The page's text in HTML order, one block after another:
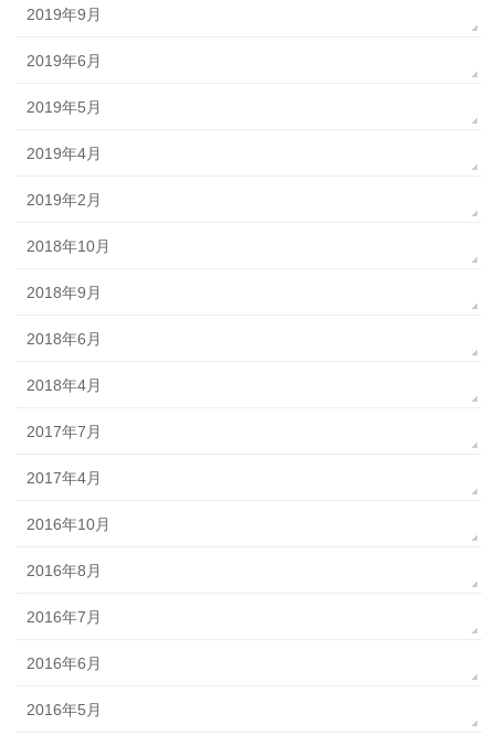
2019年9月
2019年6月
2019年5月
2019年4月
2019年2月
2018年10月
2018年9月
2018年6月
2018年4月
2017年7月
2017年4月
2016年10月
2016年8月
2016年7月
2016年6月
2016年5月